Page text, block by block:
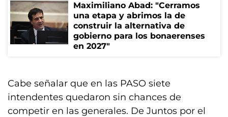
Maximiliano Abad: "Cerramos
una etapa y abrimos la de
construir la alternativa de
gobierno para los bonaerenses
en 2027"
Cabe señalar que en las PASO siete
intendentes quedaron sin chances de
competir en las generales. De Juntos por el